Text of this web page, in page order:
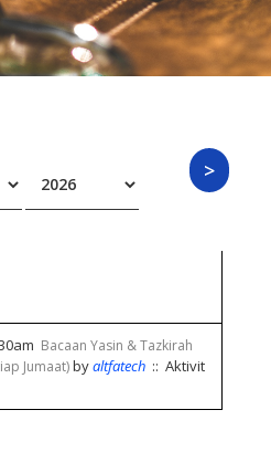
Bacaan Yasin & Tazkirah
Jumaat)byaltfatech:: Aktivit